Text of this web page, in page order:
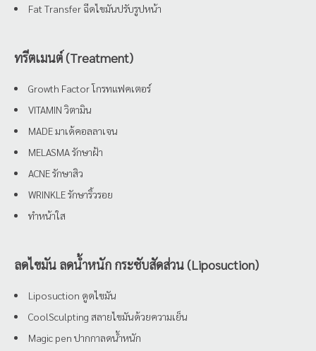
Fat Transfer ฉีดไขมันปรับรูปหน้า
ทรีตเมนต์ (Treatment)
Growth Factor โกรทแฟคเตอร์
VITAMIN วิตามิน
MADE มาเด้คอลลาเจน
MELASMA รักษาฝ้า
ACNE รักษาสิว
WRINKLE รักษาริ้วรอย
ทำหน้าใส
ลดไขมัน ลดน้ำหนัก กระชับสัดส่วน (Liposuction)
Liposuction ดูดไขมัน
CoolSculpting สลายไขมันด้วยความเย็น
Magic pen ปากกาลดน้ำหนัก